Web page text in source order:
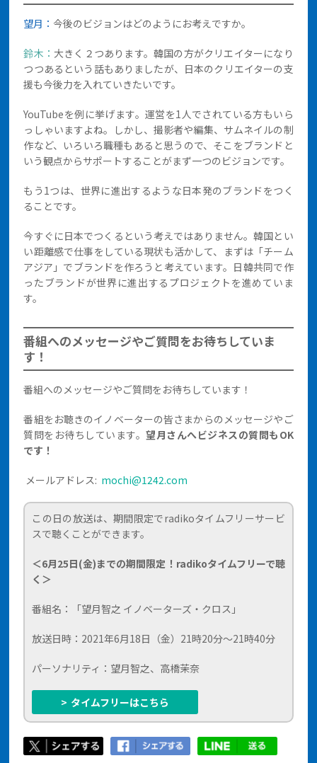
望月： 今後のビジョンはどのようにお考えですか。
鈴木： 大きく２つあります。韓国の方がクリエイターになり
つつあるという話もありましたが、日本のクリエイターの支
援も今後力を入れていきたいです。
YouTubeを例に挙げます。運営を1人でされている方もいら
っしゃいますよね。しかし、撮影者や編集、サムネイルの制
作など、いろいろ職種もあると思うので、そこをブランドと
いう観点からサポートすることがまず一つのビジョンです。
もう1つは、世界に進出するような日本発のブランドをつく
ることです。
今すぐに日本でつくるという考えではありません。韓国とい
い距離感で仕事をしている現状も活かして、まずは「チーム
アジア」でブランドを作ろうと考えています。日韓共同で作
ったブランドが世界に進出するプロジェクトを進めていま
す。
番組へのメッセージやご質問をお待ちしていま
す！
番組へのメッセージやご質問をお待ちしています！
番組をお聴きのイノベーターの皆さまからのメッセージやご
質問をお待ちしています。望月さんへビジネスの質問もOK
です！
メールアドレス: mochi@1242.com
この日の放送は、期間限定でradikoタイムフリーサービ
スで聴くことができます。
＜6月25日(金)までの期間限定！radikoタイムフリーで聴
く＞
番組名：「望月智之 イノベーターズ・クロス」
放送日時：2021年6月18日（金）21時20分～21時40分
パーソナリティ：望月智之、高橋茉奈
> タイムフリーはこちら